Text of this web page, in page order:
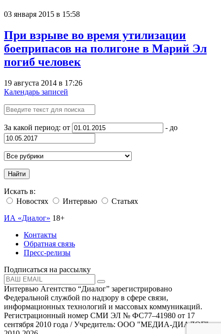
03 января 2015 в 15:58
При взрыве во время утилизации
боеприпасов на полигоне в Марий Эл
погиб человек
19 августа 2014 в 17:26
Календарь записей
За какой период: от - до
Найти
Искать в:
Новостях
Интервью
Статьях
ИА «Диалог» 18+
Контакты
Обратная связь
Пресс-релизы
Подписаться на рассылку
Интервью Агентство “Диалог” зарегистрировано
Федеральной службой по надзору в сфере связи,
информационных технологий и массовых коммуникаций.
Регистрационный номер СМИ ЭЛ № ФС77–41980 от 17
сентября 2010 года / Учредитель: ООО "МЕДИА-ДИАЛОГ"